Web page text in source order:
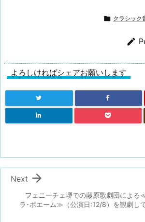
 クラシック

よろしければシェアお願いします
フェニーチェ堺での藤原歌劇団による
ラ･ボエーム≫（公演日:12/8）を観劇し

Next